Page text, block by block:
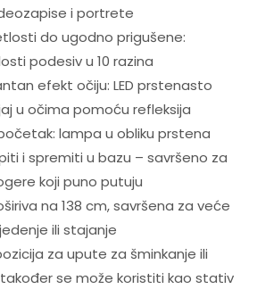
i portrete
do ugodno prigušene:
podesiv u 10 razina
efekt očiju: LED prstenasto
u očima pomoću refleksija
lampa u obliku prstena
i spremiti u bazu – savršeno za
koji puno putuju
na 138 cm, savršena za veće
ili stajanje
za upute za šminkanje ili
se može koristiti kao stativ